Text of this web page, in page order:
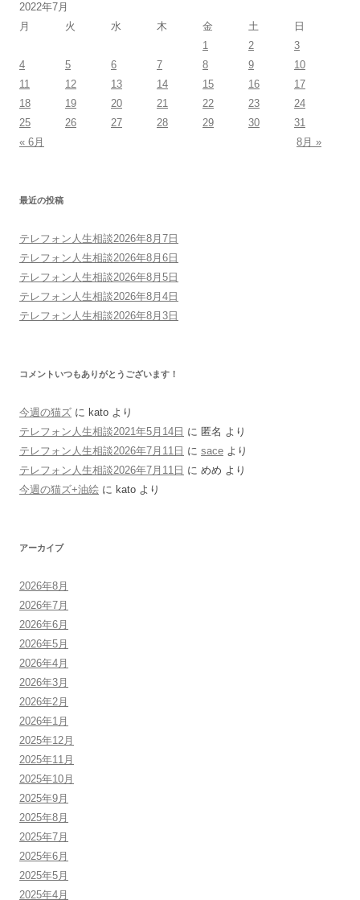
2022年7月
月
火 水 木 金 土
日
1
2
3
4
5 6 7 8 9
10
11
12 13 14 15 16
17
18
19 20 21 22 23
24
25
26 27 28 29 30
31
« 6月
8月 »
最近の投稿
テレフォン人生相談2026年8月7日
テレフォン人生相談2026年8月6日
テレフォン人生相談2026年8月5日
テレフォン人生相談2026年8月4日
テレフォン人生相談2026年8月3日
コメントいつもありがとうございます！
今週の猫ズ に kato より
テレフォン人生相談2021年5月14日 に 匿名 より
テレフォン人生相談2026年7月11日 に sace より
テレフォン人生相談2026年7月11日 に めめ より
今週の猫ズ+油絵 に kato より
アーカイブ
2026年8月
2026年7月
2026年6月
2026年5月
2026年4月
2026年3月
2026年2月
2026年1月
2025年12月
2025年11月
2025年10月
2025年9月
2025年8月
2025年7月
2025年6月
2025年5月
2025年4月